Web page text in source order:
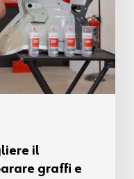
il
graffi e